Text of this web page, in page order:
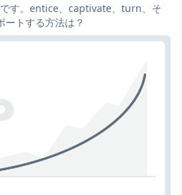
す。entice、captivate、turn、そ
ートする方法は？